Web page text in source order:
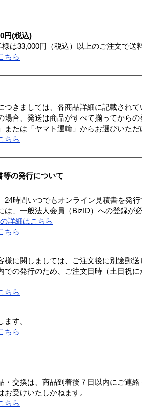
円(税込)
は33,000円（税込）以上のご注文で送
ちら
つきましては、各商品詳細に記載され
場合、発送は商品がすべて揃ってからの
たは「ヤマト運輸」からお選びいただ
ちら
等の発行について
時間いつでもオンライン見積書を発行
、一般法人会員（BizID）への登録が必
詳細はこちら
ちら
様に関しましては、ご注文後に別途郵送
での発行のため、ご注文日時（土日祝
ちら
す。
ちら
・交換は、商品到着後７日以内にご連
受けいたしかねます。
ちら